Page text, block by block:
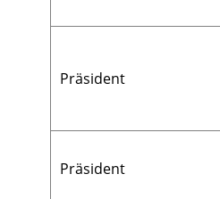
Karteistelle
Präsident
Präsident